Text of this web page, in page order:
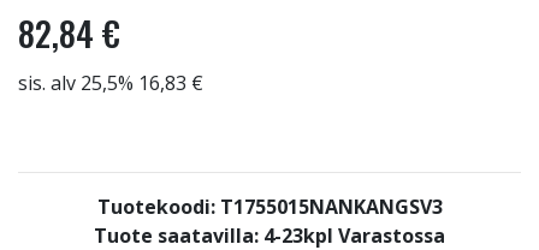
82,84 €
sis. alv 25,5% 16,83 €
Tuotekoodi: T1755015NANKANGSV3
Tuote saatavilla: 4-23kpl Varastossa